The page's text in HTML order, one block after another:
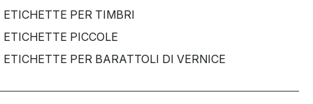
ETICHETTE PER TIMBRI
ETICHETTE PICCOLE
ETICHETTE PER BARATTOLI DI VERNICE